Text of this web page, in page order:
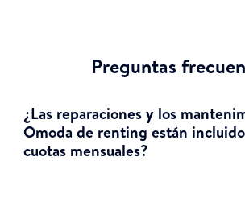
Preguntas
¿Las reparaciones y los
Omoda de renting están
cuotas mensuales?